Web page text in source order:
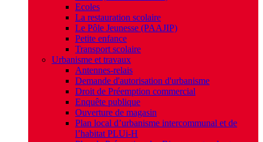
Ecoles
La restauration scolaire
Le Pôle Jeunesse (PAAJIP)
Petite enfance
Transport scolaire
Urbanisme et travaux
Antennes-relais
Demande d'autorisation d'urbanisme
Droit de Préemption commercial
Enquête publique
Ouverture de magasin
Plan local d’urbanisme intercommunal et de
l’habitat PLUi-H